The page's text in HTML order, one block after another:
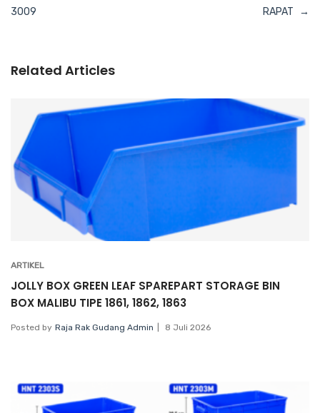
3009
RAPAT
Related Articles
ARTIKEL
JOLLY BOX GREEN LEAF SPAREPART STORAGE BIN
BOX MALIBU TIPE 1861, 1862, 1863
Posted by Raja Rak Gudang Admin 8 Juli 2026